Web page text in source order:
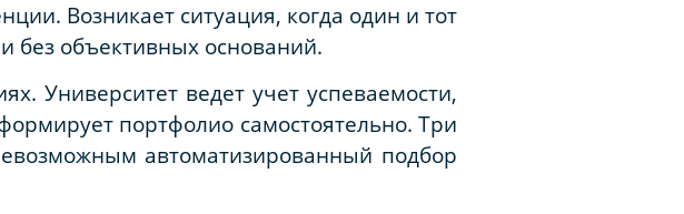
Возникает ситуация, когда один и тот
без объективных оснований.
Университет ведет учет успеваемости,
портфолио самостоятельно. Три
автоматизированный подбор